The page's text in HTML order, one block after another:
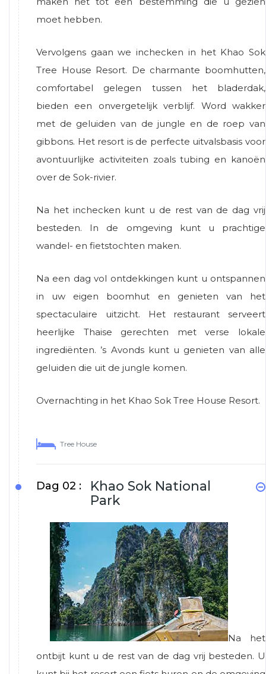
moet hebben.
Vervolgens gaan we inchecken in het Khao Sok
Tree House Resort. De charmante boomhutten,
comfortabel gelegen tussen het bladerdak,
bieden een onvergetelijk verblijf. Word wakker
met de geluiden van de jungle en de roep van
gibbons. Het resort is de perfecte uitvalsbasis voor
avontuurlijke activiteiten zoals tubing en kanoën
over de Sok-rivier.
Na het inchecken kunt u de rest van de dag vrij
besteden. In de omgeving kunt u prachtige
wandel- en fietstochten maken.
Na een dag vol ontdekkingen kunt u ontspannen
in uw eigen boomhut en genieten van het
spectaculaire uitzicht. Het restaurant serveert
heerlijke Thaise gerechten met verse lokale
ingrediënten. ’s Avonds kunt u genieten van alle
geluiden die uit de jungle komen.
Overnachting in het Khao Sok Tree House Resort.
Tree House
Dag 02 :
Khao Sok National
Park
Na het
ontbijt kunt u de rest van de dag vrij besteden. U